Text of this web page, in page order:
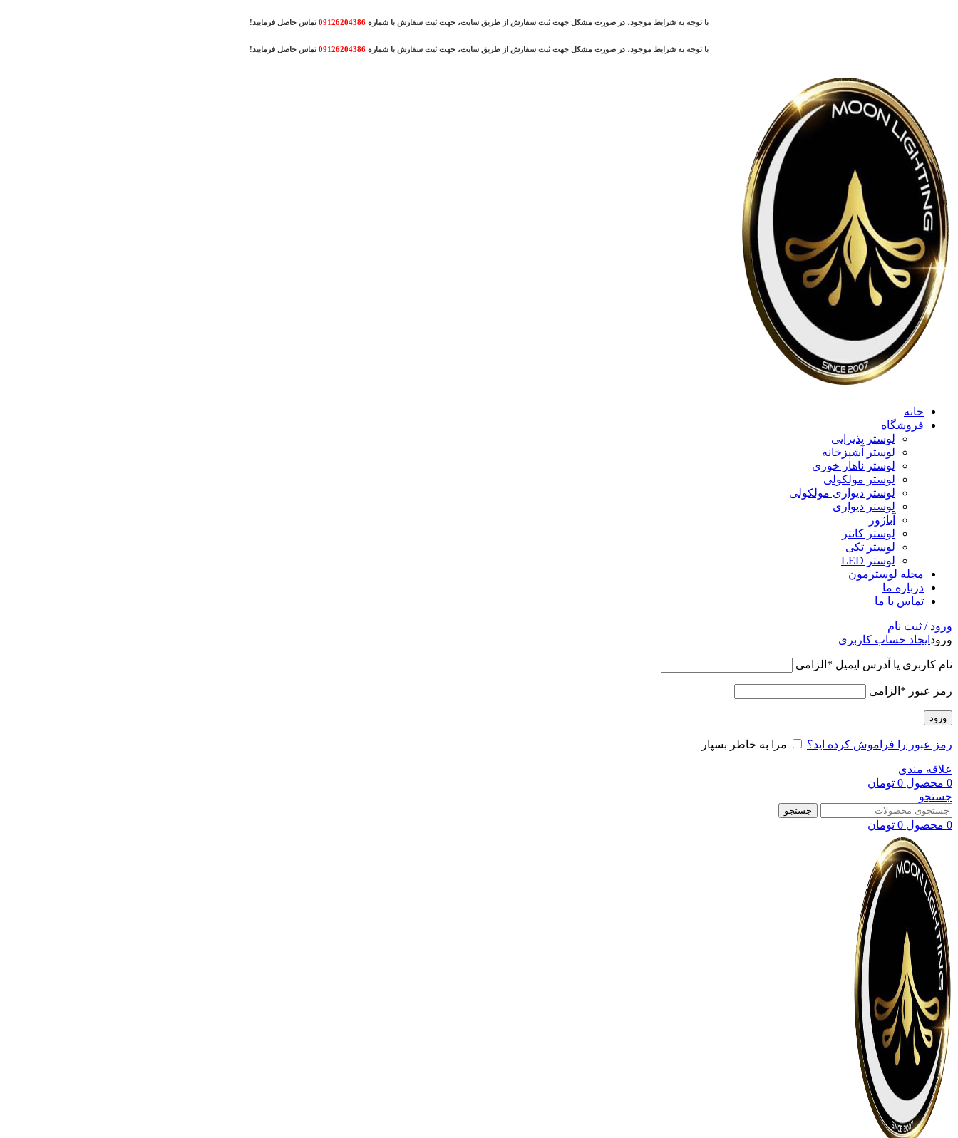
با توجه به شرایط موجود، در صورت مشکل جهت ثبت سفارش از طریق سایت، جهت ثبت سفارش با شماره 09126204386 تماس حاصل فرمایید!
با توجه به شرایط موجود، در صورت مشکل جهت ثبت سفارش از طریق سایت، جهت ثبت سفارش با شماره 09126204386 تماس حاصل فرمایید!
خانه
فروشگاه
لوستر پذیرایی
لوستر آشپزخانه
لوستر ناهار خوری
لوستر مولکولی
لوستر دیواری مولکولی
لوستر دیواری
آباژور
لوستر کانتر
لوستر تکی
لوستر LED
مجله لوسترمون
درباره ما
تماس با ما
ورود / ثبت نام
ورود ایجاد حساب کاربری
نام کاربری یا آدرس ایمیل * الزامی
رمز عبور * الزامی
ورود
رمز عبور را فراموش کرده اید؟ مرا به خاطر بسپار
علاقه مندی
0 محصول 0 تومان
جستجو
جستجو
0 محصول 0 تومان